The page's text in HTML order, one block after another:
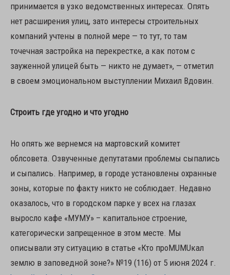
принимается в узко ведомственных интересах. Опять
нет расширения улиц, зато интересы строительных
компаний учтены в полной мере — то тут, то там
точечная застройка на перекрестке, а как потом с
зауженной улицей быть — никто не думает», — отметил
в своем эмоциональном выступлении Михаил Вдовин.
Строить где угодно и что угодно
Но опять же вернемся на мартовский комитет
облсовета. Озвученные депутатами проблемы сыпались
и сыпались. Например, в городе установлены охранные
зоны, которые по факту никто не соблюдает. Недавно
оказалось, что в городском парке у всех на глазах
выросло кафе «МУМУ» – капитальное строение,
категорически запрещенное в этом месте. Мы
описывали эту ситуацию в статье «Кто проMUMUкал
землю в заповедной зоне?» №19 (116) от 5 июня 2024 г.